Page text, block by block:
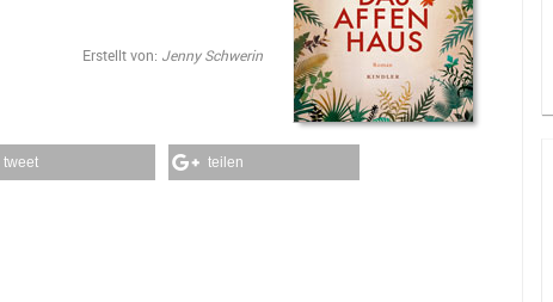
Erstellt von: Jenny Schwerin
tweet teilen